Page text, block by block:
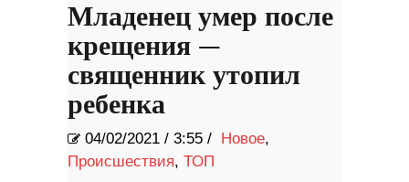
Младенец умер после
крещения —
священник утопил
ребенка
04/02/2021 / 3:55 / Новое,
Происшествия, ТОП